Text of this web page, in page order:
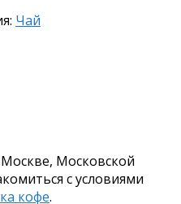
Чай
Московской
с условиями
кофе.